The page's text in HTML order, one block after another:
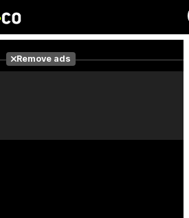
Remove ads